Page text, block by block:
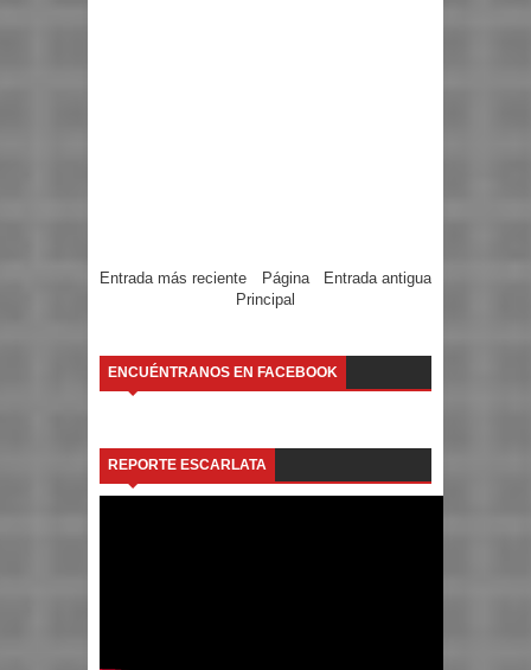
Entrada más reciente Entrada antigua
Página
Principal
ENCUÉNTRANOS EN FACEBOOK
REPORTE ESCARLATA